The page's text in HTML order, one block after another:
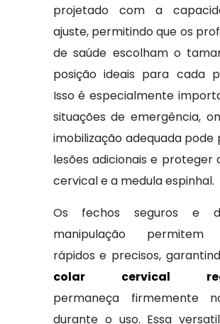
projetado com a
ajuste, permitindo que os
de saúde escolham o
posição ideais para cada
Isso é especialmente
situações de emergência,
imobilização adequada pode
lesões adicionais e proteger
cervical e a medula espinhal.
Os fechos seguros e
manipulação permitem
rápidos e precisos,
colar cervical
permaneça firmemente
durante o uso. Essa